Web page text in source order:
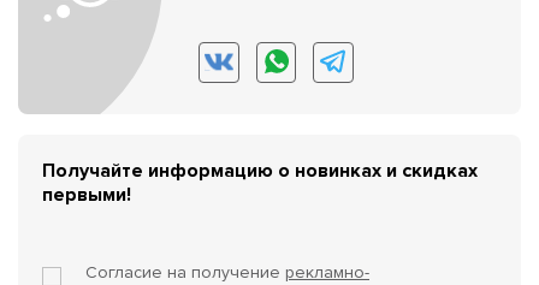
Получайте информацию о новинках и скидках
первыми!
Согласие на получение рекламно-